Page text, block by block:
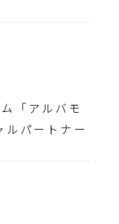
「アルバモ
パートナー